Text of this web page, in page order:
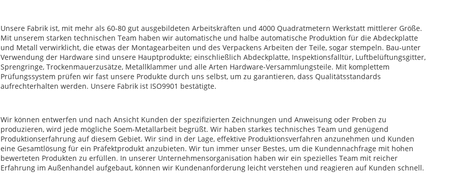
Unsere Fabrik ist, mit mehr als 60-80 gut ausgebildeten Arbeitskräften und 4000 Quadratmetern Werkstatt mittlerer Größe.
Mit unserem starken technischen Team haben wir automatische und halbe automatische Produktion für die Abdeckplatte
und Metall verwirklicht, die etwas der Montagearbeiten und des Verpackens Arbeiten der Teile, sogar stempeln. Bau-unter
Verwendung der Hardware sind unsere Hauptprodukte; einschließlich Abdeckplatte, Inspektionsfalltür, Luftbelüftungsgitter,
Sprengringe, Trockenmauerzusätze, Metallklammer und alle Arten Hardware-Versammlungsteile. Mit komplettem
Prüfungssystem prüfen wir fast unsere Produkte durch uns selbst, um zu garantieren, dass Qualitätsstandards
aufrechterhalten werden. Unsere Fabrik ist ISO9901 bestätigte.
Wir können entwerfen und nach Ansicht Kunden der spezifizierten Zeichnungen und Anweisung oder Proben zu
produzieren, wird jede mögliche Soem-Metallarbeit begrüßt. Wir haben starkes technisches Team und genügend
Produktionserfahrung auf diesem Gebiet. Wir sind in der Lage, effektive Produktionsverfahren anzunehmen und Kunden
eine Gesamtlösung für ein Präfektprodukt anzubieten. Wir tun immer unser Bestes, um die Kundennachfrage mit hohen
bewerteten Produkten zu erfüllen. In unserer Unternehmensorganisation haben wir ein spezielles Team mit reicher
Erfahrung im Außenhandel aufgebaut, können wir Kundenanforderung leicht verstehen und reagieren auf Kunden schnell.